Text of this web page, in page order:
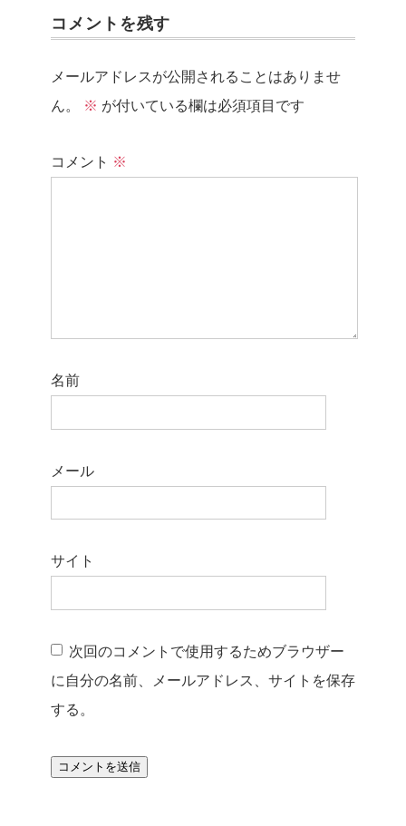
コメントを残す
メールアドレスが公開されることはありませ
ん。
※ が付いている欄は必須項目です
コメント ※
名前
メール
サイト
次回のコメントで使用するためブラウザー
に自分の名前、メールアドレス、サイトを保存
する。